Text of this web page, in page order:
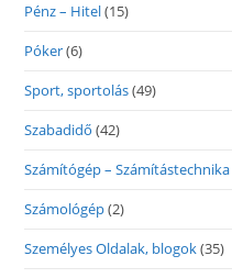
Pénz – Hitel(15)
Póker(6)
Sport, sportolás(49)
Szabadidő (42)
Számítógép – Számítástechnika
Számológép(2)
Személyes Oldalak, blogok(35)